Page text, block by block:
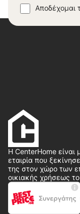
Αποδέχομαι
Η CenterHome είναι
εταιρία που
της στον χώρο των
οικιακής χρήσεως